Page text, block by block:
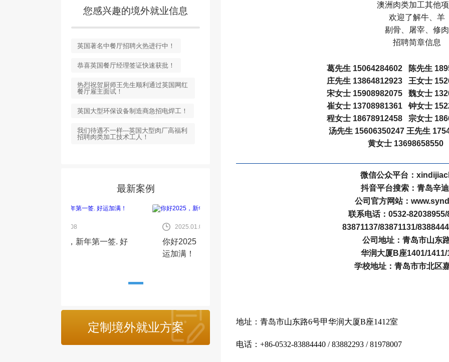
您感兴趣的境外就业信息
英国著名中餐厅招聘火热进行中！
恭喜英国餐厅经理签证快速获批！
热烈祝贺厨师王先生顺利通过英国网红
餐厅雇主面试！
英国大型环保设备制造商急招电焊工！
我们待遇不一样---英国大型肉厂高福利
招聘肉类加工技术工人！
最新案例
你好2025，新年第一签. 好
定制境外就业方案
澳洲肉类加工其他
欢迎了解牛、羊
剔骨、屠宰、修肉
招聘简章信息
葛先生 15064284602 陈先生
庄先生 13864812923 王女士
宋女士 15908982075 魏女士
崔女士 13708981361 钟女士
程女士 18678912458 宗女士
汤先生 15606350247 王先生
黄女士 13698658550
微信公众平台：
抖音平台搜索：青岛辛
公司官方网站：
联系电话：0532-
83871137/83871131/
公司地址：青岛市山东
华润大厦B座1401/1411/
学校地址：青岛市市北区
地址：青岛市山东路6号甲华润大厦B座1412室
电话：+86-0532-83884440 / 83882293 / 81978007